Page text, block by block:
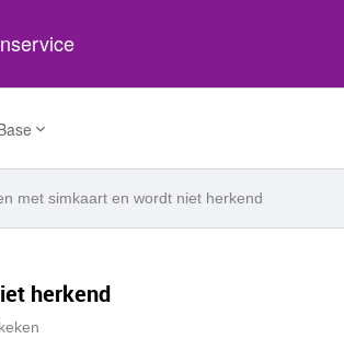
met simkaart en wordt niet herkend
herkend